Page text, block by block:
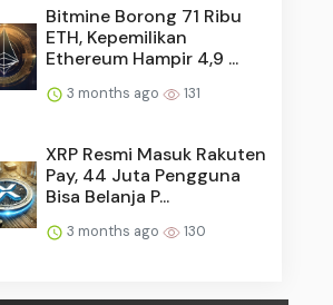
Bitmine Borong 71 Ribu
ETH, Kepemilikan
Ethereum Hampir 4,9 ...
3 months ago 131
XRP Resmi Masuk Rakuten
Pay, 44 Juta Pengguna
Bisa Belanja P...
3 months ago 130